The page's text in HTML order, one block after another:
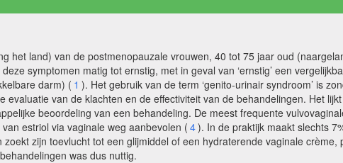
het land) van de postmenopauzale vrouwen, 40 tot 75 jaar oud
symptomen matig tot ernstig, met in geval van ‘ernstig’ een
darm) ( 1 ). Het gebruik van de term ‘genito-urinair syndroom’ is
van de klachten en de effectiviteit van de behandelingen. Het
beoordeling van een behandeling. De meest frequente
estriol via vaginale weg aanbevolen (4). In de praktijk maakt slechts
zijn toevlucht tot een glijmiddel of een hydraterende vaginale crème,
was dus nuttig.